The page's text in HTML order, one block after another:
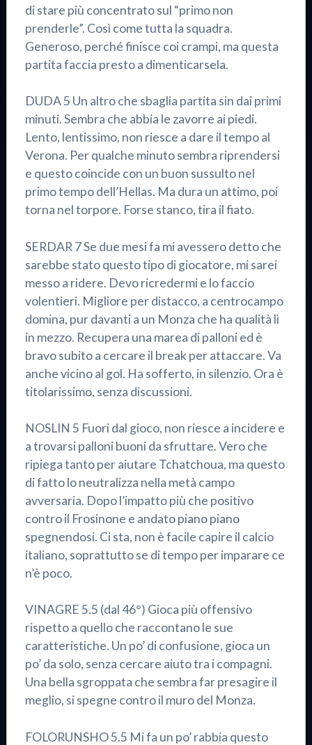
di stare più concentrato sul “primo non
prenderle”. Così come tutta la squadra.
Generoso, perché finisce coi crampi, ma questa
partita faccia presto a dimenticarsela.
DUDA 5 Un altro che sbaglia partita sin dai primi
minuti. Sembra che abbia le zavorre ai piedi.
Lento, lentissimo, non riesce a dare il tempo al
Verona. Per qualche minuto sembra riprendersi
e questo coincide con un buon sussulto nel
primo tempo dell’Hellas. Ma dura un attimo, poi
torna nel torpore. Forse stanco, tira il fiato.
SERDAR 7 Se due mesi fa mi avessero detto che
sarebbe stato questo tipo di giocatore, mi sarei
messo a ridere. Devo ricredermi e lo faccio
volentieri. Migliore per distacco, a centrocampo
domina, pur davanti a un Monza che ha qualità lì
in mezzo. Recupera una marea di palloni ed è
bravo subito a cercare il break per attaccare. Va
anche vicino al gol. Ha sofferto, in silenzio. Ora è
titolarissimo, senza discussioni.
NOSLIN 5 Fuori dal gioco, non riesce a incidere e
a trovarsi palloni buoni da sfruttare. Vero che
ripiega tanto per aiutare Tchatchoua, ma questo
di fatto lo neutralizza nella metà campo
avversaria. Dopo l’impatto più che positivo
contro il Frosinone e andato piano piano
spegnendosi. Ci sta, non è facile capire il calcio
italiano, soprattutto se di tempo per imparare ce
n’è poco.
VINAGRE 5.5 (dal 46°) Gioca più offensivo
rispetto a quello che raccontano le sue
caratteristiche. Un po’ di confusione, gioca un
po’ da solo, senza cercare aiuto tra i compagni.
Una bella sgroppata che sembra far presagire il
meglio, si spegne contro il muro del Monza.
FOLORUNSHO 5.5 Mi fa un po’ rabbia questo